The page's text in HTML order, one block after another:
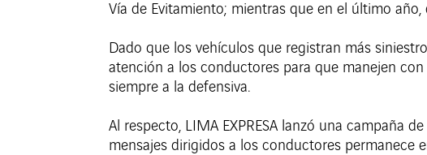
Vía de Evitamiento; mientras que en el último
Dado que los vehículos que registran más
atención a los conductores para que manejen
siempre a la defensiva.
Al respecto, LIMA EXPRESA lanzó una campaña
mensajes dirigidos a los conductores permanece